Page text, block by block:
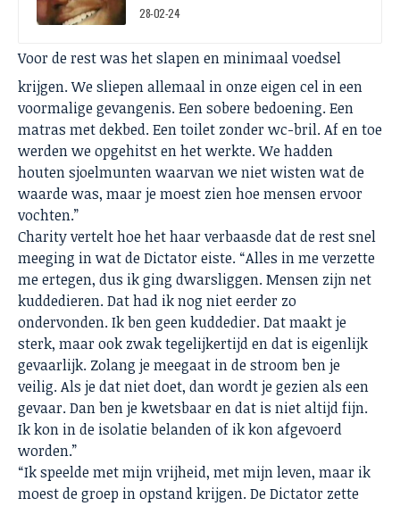
28-02-24
Voor de rest was het slapen en minimaal voedsel
krijgen. We sliepen allemaal in onze eigen cel in een
voormalige gevangenis. Een sobere bedoening. Een
matras met dekbed. Een toilet zonder wc-bril. Af en toe
werden we opgehitst en het werkte. We hadden
houten sjoelmunten waarvan we niet wisten wat de
waarde was, maar je moest zien hoe mensen ervoor
vochten.”
Charity vertelt hoe het haar verbaasde dat de rest snel
meeging in wat de Dictator eiste. “Alles in me verzette
me ertegen, dus ik ging dwarsliggen. Mensen zijn net
kuddedieren. Dat had ik nog niet eerder zo
ondervonden. Ik ben geen kuddedier. Dat maakt je
sterk, maar ook zwak tegelijkertijd en dat is eigenlijk
gevaarlijk. Zolang je meegaat in de stroom ben je
veilig. Als je dat niet doet, dan wordt je gezien als een
gevaar. Dan ben je kwetsbaar en dat is niet altijd fijn.
Ik kon in de isolatie belanden of ik kon afgevoerd
worden.”
“Ik speelde met mijn vrijheid, met mijn leven, maar ik
moest de groep in opstand krijgen. De Dictator zette